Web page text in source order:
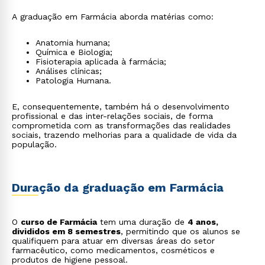
A graduação em Farmácia aborda matérias como:
Anatomia humana;
Química e Biologia;
Fisioterapia aplicada à farmácia;
Análises clínicas;
Patologia Humana.
E, consequentemente, também há o desenvolvimento
profissional e das inter-relações sociais, de forma
comprometida com as transformações das realidades
sociais, trazendo melhorias para a qualidade de vida da
população.
Duração da graduação em Farmácia
O curso de Farmáciatem uma duração de 4 anos,
divididos em 8 semestres, permitindo que os alunos se
qualifiquem para atuar em diversas áreas do setor
farmacêutico, como medicamentos, cosméticos e
produtos de higiene pessoal.